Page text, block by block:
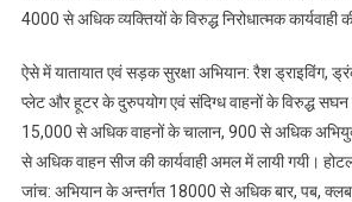
4000 से अधिक व्यक्तियों के विरुद्ध निरोधात्मक कार्यवाही
ऐसे में यातायात एवं सड़क सुरक्षा अभियान: रैश ड्राइविंग,
प्लेट और हूटर के दुरुपयोग एवं संदिग्ध वाहनों के विरुद्ध
15,000 से अधिक वाहनों के चालान, 900 से अधिक
से अधिक वाहन सीज की कार्यवाही अमल में लायी गयी।
जांच: अभियान के अन्तर्गत 18000 से अधिक बार, पब, क्लब,